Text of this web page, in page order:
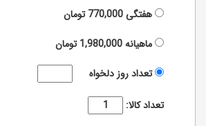
هفتگی770,000تومان
ماهیانه1,980,000تومان
تعداد روز دلخواه
تعداد کالا: